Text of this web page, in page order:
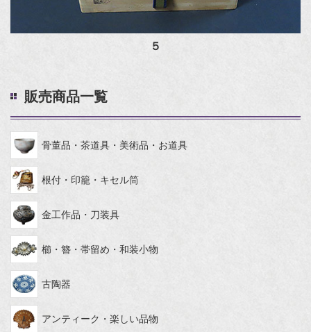
５
販売商品一覧
骨董品・茶道具・美術品・お道具
根付・印籠・キセル筒
金工作品・刀装具
櫛・簪・帯留め・和装小物
古陶器
アンティーク・楽しい品物